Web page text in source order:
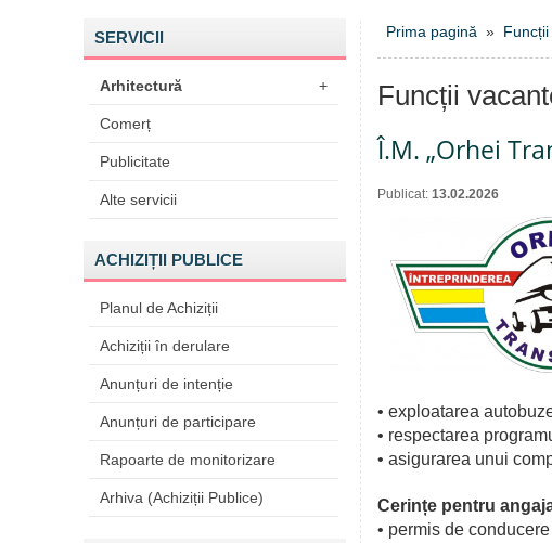
SERVICII
Arhitectură +
Comerț
Publicitate
Alte servicii
ACHIZIȚII PUBLICE
Planul de Achiziții
Achiziții în derulare
Anunțuri de intenție
Anunțuri de participare
Rapoarte de monitorizare
Arhiva (Achiziții Publice)
Prima pagină »
Funcții
Î.M. „Orhei
Publicat: 13.02.2026
• exploatarea
• respectarea
• asigurarea unui
Cerințe pentru
• permis de